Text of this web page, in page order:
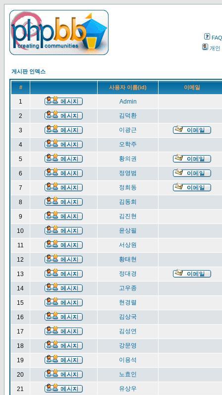
FAQ
개인
게시판 인덱스
# 사용자 이름(id) 이메일
1 Admin
2 김덕환
3 이광근
4 오학주
5 황의권
6 정영범
7 정희동
8 김동희
9 김진현
10 윤상필
11 서상원
12 황태현
13 정대경
14 고우종
15 현경렬
16 김상국
17 김성연
18 강문영
19 이용석
20 노효인
21 유상우